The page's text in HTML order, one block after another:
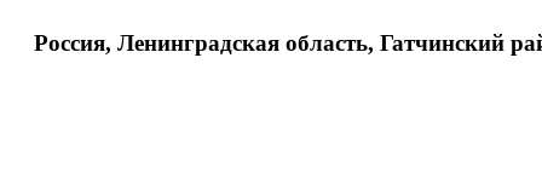
Россия, Ленинградская область, Гатчинский